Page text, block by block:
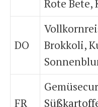
Rote
DO
Brokkoli,
FR